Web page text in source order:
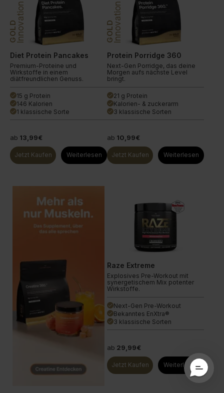
GOLDInnovation
Diet Protein Pancakes
Premium-Proteine und
Wirkstoffe in einem
diätfreundlichen Genuss.
done 15 g Protein
done 146 Kalorien
done 1 klassische Sorte
ab 13,99€
Jetzt Kaufen Weiterlesen
GOLDInnovation
Protein Porridge 360
Next-Gen Porridge, das deine
Morgen aufs nächste Level
bringt.
done 21 g Protein
done Kalorien- & zuckerarm
done 3 klassische Sorten
ab 10,99€
Jetzt Kaufen Weiterlesen
Raze Extreme
Explosives Pre-Workout mit
synergetischem Mix potenter
Wirkstoffe.
done Next-Gen Pre-Workout
done Bekanntes EnXtra®
done 3 klassische Sorten
ab 29,99€
Jetzt Kaufen Weiterlesen